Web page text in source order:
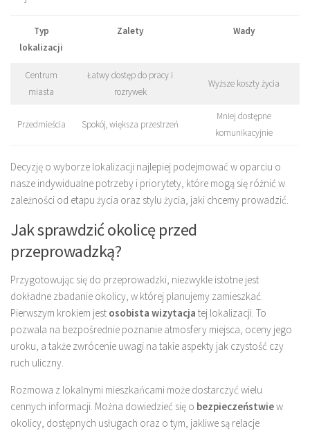
Typ
lokalizacji
Zalety Wady
Centrum
miasta
Łatwy dostęp do pracy i
rozrywek
Wyższe koszty życia
Przedmieścia Spokój, większa przestrzeń
Mniej dostępne
komunikacyjnie
Decyzję o wyborze lokalizacji najlepiej podejmować w oparciu o
nasze indywidualne potrzeby i priorytety, które mogą się różnić w
zależności od etapu życia oraz stylu życia, jaki chcemy prowadzić.
Jak sprawdzić okolicę przed
przeprowadzką?
Przygotowując się do przeprowadzki, niezwykle istotne jest
dokładne zbadanie okolicy, w której planujemy zamieszkać.
Pierwszym krokiem jest osobista wizytacja tej lokalizacji. To
pozwala na bezpośrednie poznanie atmosfery miejsca, oceny jego
uroku, a także zwrócenie uwagi na takie aspekty jak czystość czy
ruch uliczny.
Rozmowa z lokalnymi mieszkańcami może dostarczyć wielu
cennych informacji. Można dowiedzieć się o bezpieczeństwiew
okolicy, dostępnych usługach oraz o tym, jakliwe są relacje